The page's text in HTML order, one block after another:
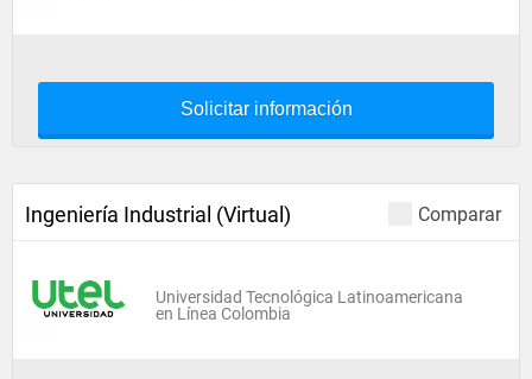
Solicitar información
Comparar
Ingeniería Industrial (Virtual)
Universidad Tecnológica Latinoamericana
en Línea Colombia